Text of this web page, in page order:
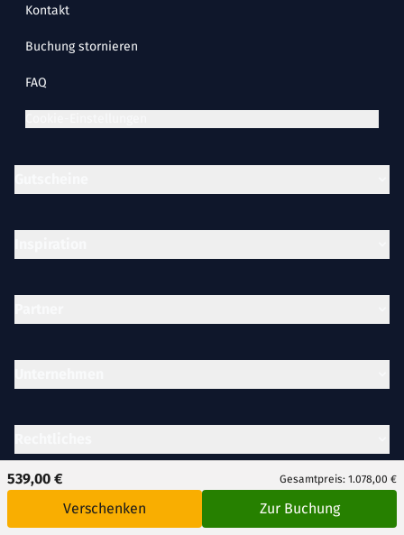
539,00 € Gesamtpreis: 1.078,00 €
Verschenken Zur Buchung
Kontakt
Buchung stornieren
FAQ